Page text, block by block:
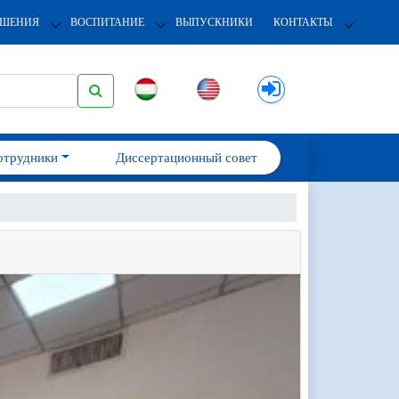
ВОСПИТАНИЕ ВЫПУСКНИКИ КОНТАКТЫ
Диссертационный совет